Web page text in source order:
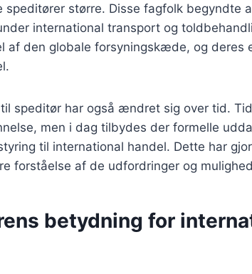
speditører større. Disse fagfolk begyndte
international transport og
af den globale forsyningskæde, og deres
speditør har også ændret sig over tid.
men i dag tilbydes der formelle
til international handel. Dette har
forståelse af de udfordringer og
betydning for